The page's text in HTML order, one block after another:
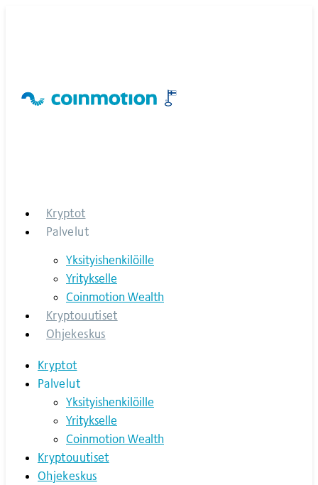
Kryptot
Palvelut
Yksityishenkilöille
Yritykselle
Coinmotion Wealth
Kryptouutiset
Ohjekeskus
Kryptot
Palvelut
Yksityishenkilöille
Yritykselle
Coinmotion Wealth
Kryptouutiset
Ohjekeskus